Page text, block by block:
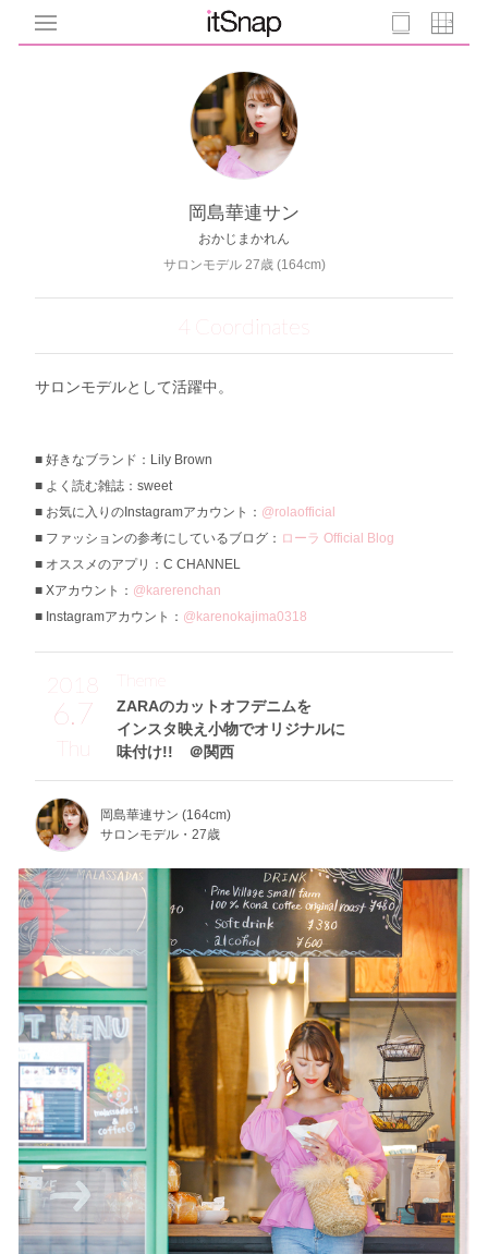
岡島華連サン
おかじまかれん
サロンモデル 27歳 (164cm)
4 Coordinates
サロンモデルとして活躍中。
好きなブランド：Lily Brown
よく読む雑誌：sweet
お気に入りのInstagramアカウント： @rolaofficial
ファッションの参考にしているブログ： ローラ Official Blog
オススメのアプリ：C CHANNEL
Xアカウント： @karerenchan
Instagramアカウント： @karenokajima0318
2018
6.7
Thu
ZARAのカットオフデニムを
インスタ映え小物でオリジナルに
味付け!! ＠関西
Theme
岡島華連サン (164cm)
サロンモデル・27歳